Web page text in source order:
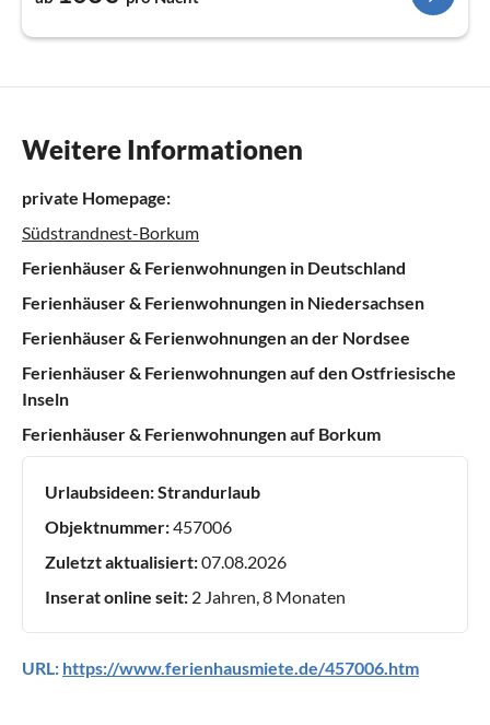
Weitere Informationen
private Homepage:
Südstrandnest-Borkum
Ferienhäuser & Ferienwohnungen in Deutschland
Ferienhäuser & Ferienwohnungen in Niedersachsen
Ferienhäuser & Ferienwohnungen an der Nordsee
Ferienhäuser & Ferienwohnungen auf den Ostfriesische
Inseln
Ferienhäuser & Ferienwohnungen auf Borkum
Urlaubsideen:Strandurlaub
Objektnummer:457006
Zuletzt aktualisiert:07.08.2026
Inserat online seit: 2 Jahren, 8 Monaten
URL: https://www.ferienhausmiete.de/457006.htm